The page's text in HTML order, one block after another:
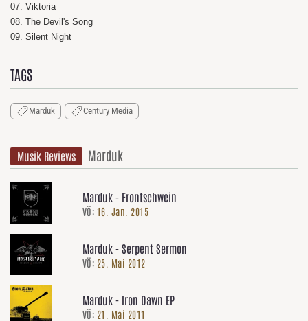
07. Viktoria
08. The Devil's Song
09. Silent Night
TAGS
Marduk Century Media
Musik Reviews Marduk
Marduk - Frontschwein
VÖ: 16. Jan. 2015
Marduk - Serpent Sermon
VÖ: 25. Mai 2012
Marduk - Iron Dawn EP
VÖ: 21. Mai 2011